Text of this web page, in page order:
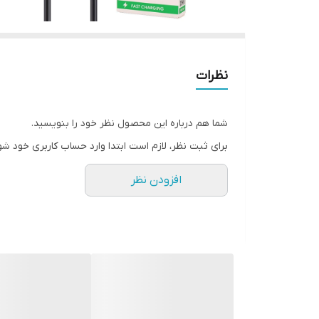
نظرات
شما هم درباره این محصول نظر خود را بنویسید.
برای ثبت نظر، لازم است ابتدا وارد حساب کاربری خود
افزودن نظر